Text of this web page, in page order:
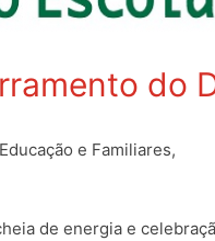
do
e Familiares,
de energia e